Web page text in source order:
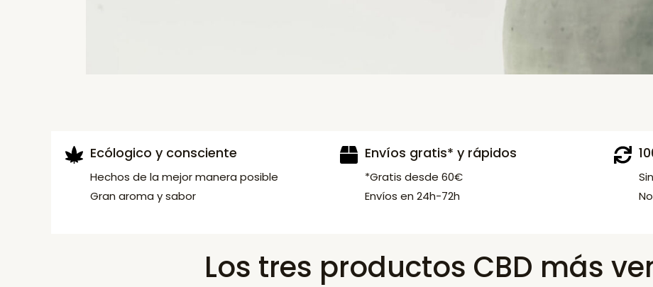
Ecólogico y consciente
Hechos de la mejor manera posible
Gran aroma y sabor
Envíos gratis* y rápidos
*Gratis desde 60€
Envíos en 24h-72h
Los tres productos CBD más